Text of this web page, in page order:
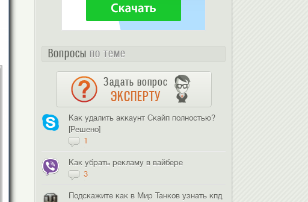
Вопросы по теме
Задать вопрос
ЭКСПЕРТУ
Как удалить аккаунт Скайп полностью?
[Решено]
1
Как убрать рекламу в вайбере
3
Подскажите как в Мир Танков узнать кпд